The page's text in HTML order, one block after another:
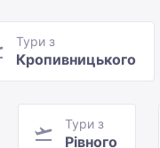
Тури з
Кропивницького
Тури з
Рівного